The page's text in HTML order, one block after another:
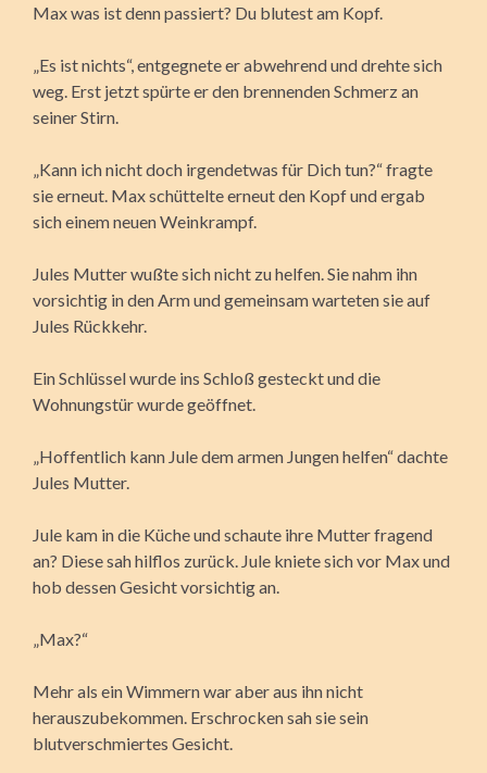
Max was ist denn passiert? Du blutest am Kopf.
„Es ist nichts“, entgegnete er abwehrend und drehte sich
weg. Erst jetzt spürte er den brennenden Schmerz an
seiner Stirn.
„Kann ich nicht doch irgendetwas für Dich tun?“ fragte
sie erneut. Max schüttelte erneut den Kopf und ergab
sich einem neuen Weinkrampf.
Jules Mutter wußte sich nicht zu helfen. Sie nahm ihn
vorsichtig in den Arm und gemeinsam warteten sie auf
Jules Rückkehr.
Ein Schlüssel wurde ins Schloß gesteckt und die
Wohnungstür wurde geöffnet.
„Hoffentlich kann Jule dem armen Jungen helfen“ dachte
Jules Mutter.
Jule kam in die Küche und schaute ihre Mutter fragend
an? Diese sah hilflos zurück. Jule kniete sich vor Max und
hob dessen Gesicht vorsichtig an.
„Max?“
Mehr als ein Wimmern war aber aus ihn nicht
herauszubekommen. Erschrocken sah sie sein
blutverschmiertes Gesicht.